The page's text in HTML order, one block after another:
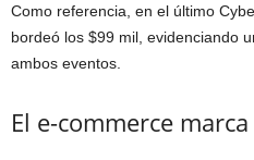
Como referencia, en el último
bordeó los $99 mil, evidenciando
ambos eventos.
El e-commerce